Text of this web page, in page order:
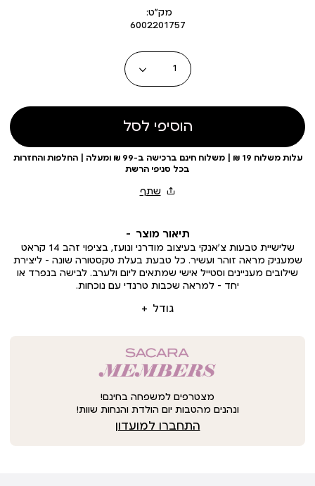
מוצרמק״ט:
6002201757
כמות
הוסיפי לסל
עלות משלוח 19 ₪ | משלוח חינם ברכישה ב-99 ₪ ומעלה | החלפות והחזרות
בכל סניפי הרשת
תיאור מוצר
גודל
שלישיית טבעות צ’אנקי בעיצוב מודרני ונועז, בציפוי זהב 14 קראט
שמעניק מראה זוהר ועשיר. כל טבעת בעלת טקסטורה שונה – ליצירת
שילובים מעניינים וסטייל אישי שמתאים ליום ולערב. לבישה בנפרד או
יחד – למראה שכבות טרנדי עם נוכחות.
מצטרפים למשפחה בחינם!
ונהנים מהטבות יום הולדת והנחות שוות!
התחברו למועדון